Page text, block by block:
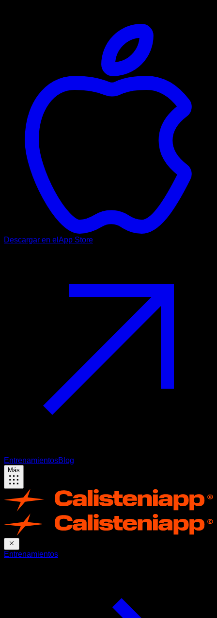
Descargar en el App Store
EntrenamientosBlog
Más
Entrenamientos